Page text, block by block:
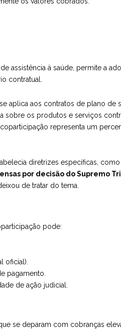
assistência à saúde, permite a
contratual.
aplica aos contratos de plano de
os produtos e serviços
representa um
diretrizes específicas,
por decisão do Supremo
de tratar do tema.
pode:
oficial).
pagamento.
de ação judicial.
se deparam com cobranças